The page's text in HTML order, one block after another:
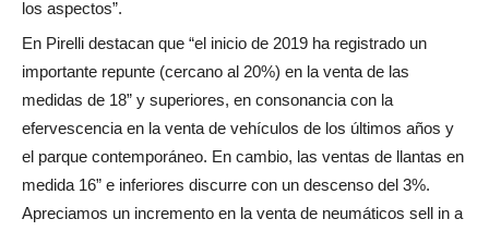
los aspectos”.
En Pirelli destacan que “el inicio de 2019 ha registrado un
importante repunte (cercano al 20%) en la venta de las
medidas de 18” y superiores, en consonancia con la
efervescencia en la venta de vehículos de los últimos años y
el parque contemporáneo. En cambio, las ventas de llantas en
medida 16” e inferiores discurre con un descenso del 3%.
Apreciamos un incremento en la venta de neumáticos sell in a